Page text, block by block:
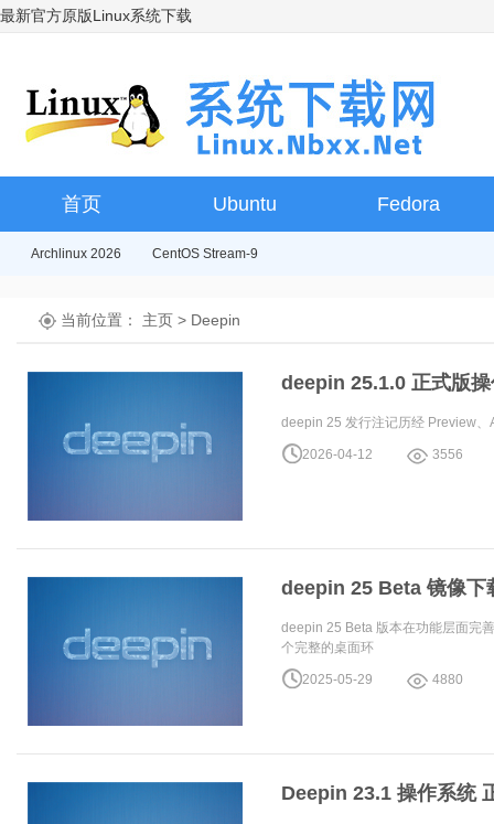
最新官方原版Linux系统下载
首页 Ubuntu Fedora
Archlinux 2026 CentOS Stream-9
当前位置： 主页 > Deepin
deepin 25.1.0 正式版
deepin 25 发行注记历经 Preview
2026-04-12 3556
deepin 25 Beta 镜像下
deepin 25 Beta 版本在功能层面完
个完整的桌面环
2025-05-29 4880
Deepin 23.1 操作系统